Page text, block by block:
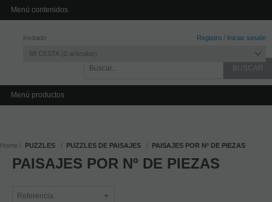
Invitado Registro / Iniciar sesión
MI CESTA 0 artículos
Menú contenidos
Menú productos
Home PUZZLES PUZZLES DE PAISAJES PAISAJES POR Nº DE PIEZAS
PAISAJES POR Nº DE PIEZAS